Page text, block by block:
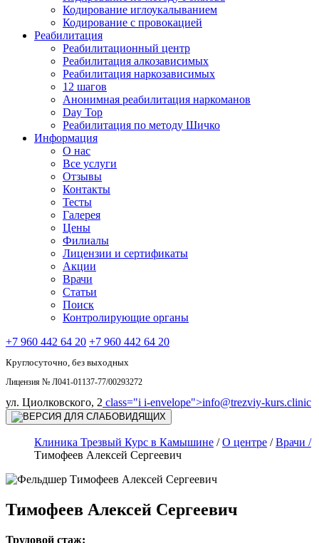
Кодирование иглоукалыванием
Кодирование с провокацией
Реабилитация
Реабилитационный центр
Реабилитация алкозависимых
Реабилитация наркозависимых
12 шагов
Анонимная реабилитация наркоманов
Day Top
Реабилитация по методу Шичко
Информация
О нас
Все услуги
Отзывы
Контакты
Тесты
Галерея
Цены
Филиалы
Лицензии и сертификаты
Акции
Врачи
Статьи
Поиск
Контролирующие органы
+7 960 442 64 20 +7 960 442 64 20
Круглосуточно, без выходных
Лицензия № Л041-01137-77/00293272
ул. Циолковского, 2 class="i i-envelope">info@trezviy-kurs.clinic
Клиника Трезвый Курс в Камышине /О центре /Врачи /
Тимофеев Алексей Сергеевич
Тимофеев Алексей Сергеевич
Трудовой стаж: